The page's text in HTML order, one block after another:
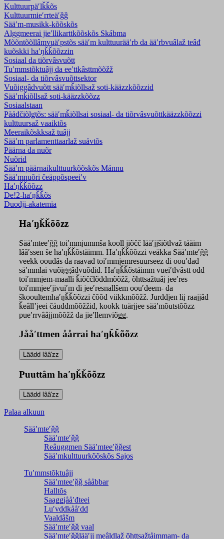
Kulttuurpäʹlǩǩõs
Kulttuurmieʹrrteäʹǧǧ
Sääʹm-musikk-kõõskõs
Alggmeerai jieʹllikarttkõõskõs Skábma
Mõõntõõllâmvuäʹpstõs sääʹm kulttuurääʹrb da ääʹrbvuâlaž teâđ
kuõskki haʹŋǩǩõõzzin
Sosiaal da tiõrvâsvuõtt
Tuʹmmstõktuâjj da eeʹttkâsttmõõžž
Sosiaal- da tiõrvâsvuõttsektor
Vuõiggâdvuõtt sääʹmǩiõllsaž soti-kääzzkõõzzid
Sääʹmǩiõllsaž soti-kääzzkõõzz
Sosiaalstaan
Pååđčiõlǥtõs: sääʹmǩiõllsai sosiaal- da tiõrvâsvuõttkääzzkõõzzi
kulttuursaž vaaiktõs
Meeraikõskksaž tuâjj
Sääʹm parlamenttaarlaž suåvtõs
Päärna da nuõr
Nuõrid
Sääʹm päärnaikulttuurkõõskõs Mánnu
Sääʹmnuõri čeäppõspeeiʹv
Haʹŋǩǩõõzz
De!2-haʹŋǩǩõs
Duodji-akatemia
Haʹŋǩǩõõzz
Sääʹmteeʹǧǧ toiʹmmjummša kooll jiõčč lääʹjjšiõtlvaž tååim
lââʹssen še haʹŋǩǩõståimm. Haʹŋǩǩõõzzi veäkka Sääʹmteʹǧǧ
veekk ooudâs da raavad toiʹmmjemresuurseez di oouʹdad
säʹmmlai vuõiggâdvuõđid. Haʹŋǩǩõståimm vueiʹtlvâstt ođđ
toiʹmmjem-maalli ǩiõččlõddmõõžž, õhttsažtuâj jeeʹres
toiʹmmjeeʹjivuiʹm di jeeʹresnallšem oouʹdeem- da
škooultemhaʹŋǩǩõõzzi čõõđ viikkmõõžž. Jurddjen lij raajjâd
ǩeâllʼjeei čåuddmõõžžid, kookk tuärjjee sääʹmõutstõõzz
pueʹrrvââjjmõõžž da jieʹllemviõǥǥ.
Jååʹttmen åårrai haʹŋǩǩõõzz
Puuttâm haʹŋǩǩõõzz
Palaa alkuun
Sääʹmteʹǧǧ
Sääʹmteʹǧǧ
Reâuggmen Sääʹmteeʹǧǧest
Sääʹmkulttuurkõõskõs Sajos
Tuʹmmstõktuâjj
Sääʹmteeʹǧǧ sååbbar
Halltõs
Saaǥǥjååʹđteei
Luʹvddkååʹdd
Vaaldâšm
Sääʹmteʹǧǧ vaal
Sääʹmteʹǧǧlääʹjj meâldlaž õhttsažtåimmam- da